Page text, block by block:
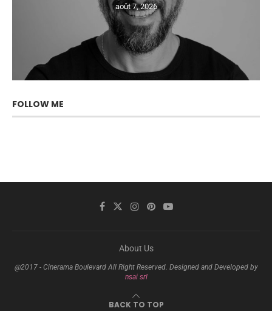
août 7, 2026
FOLLOW ME
About Us
@2017 - Cinerama Boulevard All Right Reserved. Designed and Developed by
nsai srl
BACK TO TOP